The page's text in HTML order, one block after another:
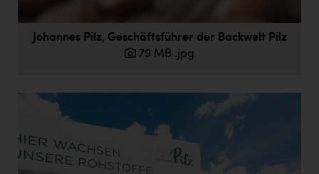
Johannes Pilz, Geschäftsführer der Backwelt Pilz
79 MB .jpg